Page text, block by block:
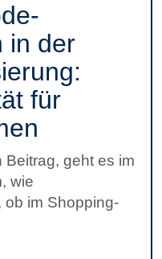
in der
für
Beitrag, geht es im
wie
ob im Shopping-